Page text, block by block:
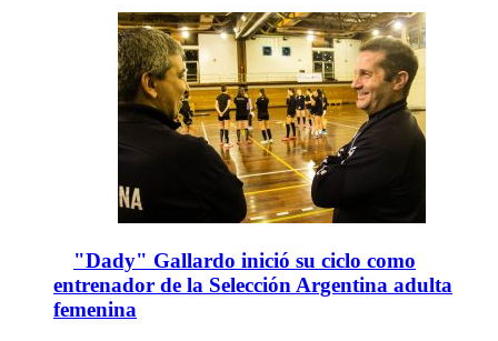
"Dady" Gallardo inició su ciclo como
entrenador de la Selección Argentina adulta
femenina